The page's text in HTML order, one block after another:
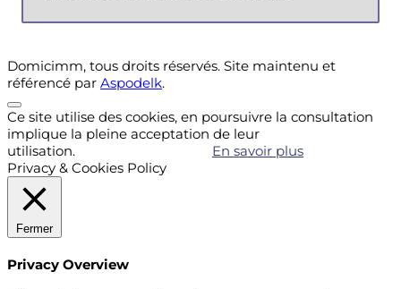
Domicimm, tous droits réservés. Site maintenu et
référencé par Aspodelk.
Ce site utilise des cookies, en poursuivre la consultation
implique la pleine acceptation de leur
utilisation.
En savoir plus
Privacy & Cookies Policy
Fermer
Privacy Overview